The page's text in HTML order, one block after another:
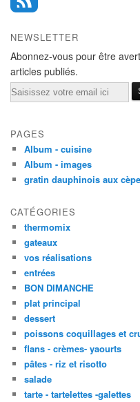
NEWSLETTER
Abonnez-vous pour être
articles publiés.
Email
PAGES
Album - cuisine
Album - images
gratin dauphinois aux
CATÉGORIES
thermomix
gateaux
vos réalisations
entrées
BON DIMANCHE
plat principal
dessert
poissons coquillages et
flans - crèmes- yaourts
pâtes - riz et risotto
salade
tarte - tartelettes -galettes